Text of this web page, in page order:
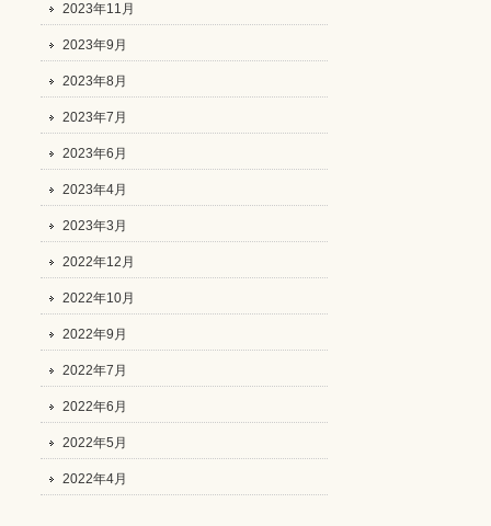
2023年11月
2023年9月
2023年8月
2023年7月
2023年6月
2023年4月
2023年3月
2022年12月
2022年10月
2022年9月
2022年7月
2022年6月
2022年5月
2022年4月